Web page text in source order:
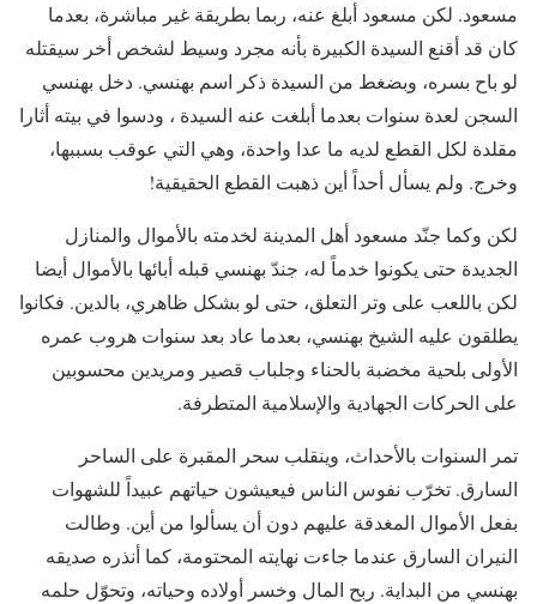
مسعود. لكن مسعود أبلغ عنه، ربما بطريقة غير مباشرة، بعدما
كان قد أقنع السيدة الكبيرة بأنه مجرد وسيط لشخص أخر سيقتله
لو باح بسره، وبضغط من السيدة ذكر اسم بهنسي. دخل بهنسي
السجن لعدة سنوات بعدما أبلغت عنه السيدة ، ودسوا في بيته أثارا
مقلدة لكل القطع لديه ما عدا واحدة، وهي التي عوقب بسببها،
وخرج. ولم يسأل أحداً أين ذهبت القطع الحقيقية!
لكن وكما جنّد مسعود أهل المدينة لخدمته بالأموال والمنازل
الجديدة حتى يكونوا خدماً له، جندّ بهنسي قبله أبائها بالأموال أيضا
لكن باللعب على وتر التعلق، حتى لو بشكل ظاهري، بالدين. فكانوا
يطلقون عليه الشيخ بهنسي، بعدما عاد بعد سنوات هروب عمره
الأولى بلحية مخضبة بالحناء وجلباب قصير ومريدين محسوبين
على الحركات الجهادية والإسلامية المتطرفة.
تمر السنوات بالأحداث، وينقلب سحر المقبرة على الساحر
السارق. تخرّب نفوس الناس فيعيشون حياتهم عبيداً للشهوات
بفعل الأموال المغدقة عليهم دون أن يسألوا من أين. وطالت
النيران السارق عندما جاءت نهايته المحتومة، كما أنذره صديقه
بهنسي من البداية. ربح المال وخسر أولاده وحياته، وتحوّل حلمه